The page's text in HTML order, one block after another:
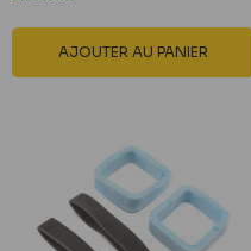
AJOUTER AU PANIER